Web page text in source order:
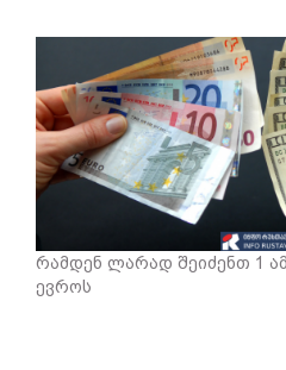
რამდენ ლარად შეიძენთ 1
ევროს